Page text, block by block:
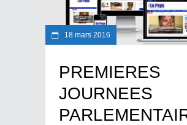
18 mars 2016
PREMIERES
JOURNEES